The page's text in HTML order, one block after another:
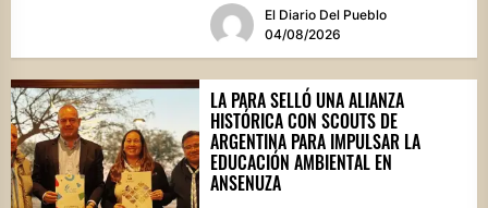
de...
El Diario Del Pueblo
04/08/2026
LA PARA SELLÓ UNA ALIANZA
HISTÓRICA CON SCOUTS DE
ARGENTINA PARA IMPULSAR LA
EDUCACIÓN AMBIENTAL EN
ANSENUZA